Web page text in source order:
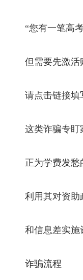
“您有一笔高考
但需要先激活
请点击链接填
这类诈骗专盯
正为学费发愁
利用其对资助
和信息差实施
诈骗流程